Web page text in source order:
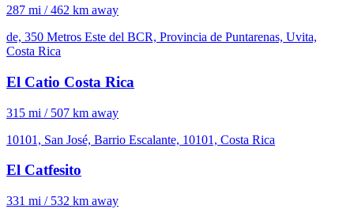
287 mi / 462 km away
de, 350 Metros Este del BCR, Provincia de Puntarenas, Uvita,
Costa Rica
El Catio Costa Rica
315 mi / 507 km away
10101, San José, Barrio Escalante, 10101, Costa Rica
El Catfesito
331 mi / 532 km away